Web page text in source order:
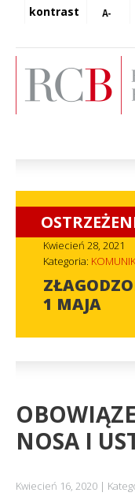
kontrast
Kwiecień 28, 2021
Kategoria:
1 MAJA
NOSA I
Kwiecień 16, 2020